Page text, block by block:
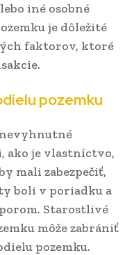
iné osobné
je dôležité
faktorov, ktoré
pozemku
ako je vlastníctvo,
mali zabezpečiť,
boli v poriadku a
Starostlivé
môže zabrániť
pozemku.